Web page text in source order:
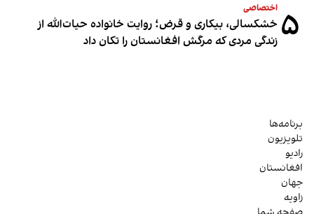
۵ اختصاصی
خشکسالی، بیکاری و قرض؛ روایت خانواده حیات‌الله از
زندگی مردی که مرگش افغانستان را تکان داد
برنامه‌ها
تلویزیون
رادیو
افغانستان
جهان
زاویه